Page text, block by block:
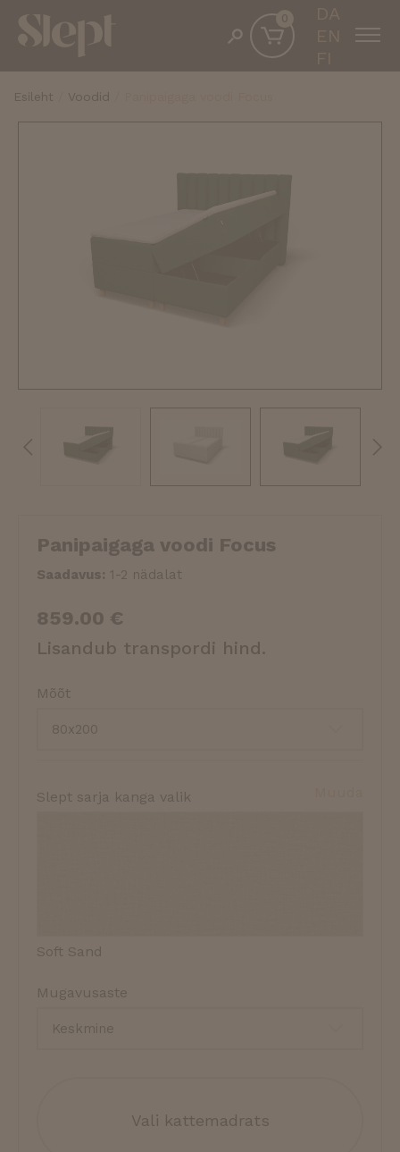
Esileht Voodid
Panipaigaga voodi Focus
Saadavus: 1-2 nädalat
859.00 €
Lisandub transpordi hind.
Mõõt
Slept sarja kanga valik
Soft Sand
Mugavusaste
Vali kattemadrats